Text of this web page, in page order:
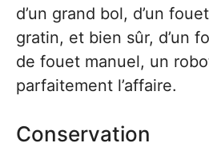
d’un grand bol, d’un
gratin, et bien sûr, d’un
de fouet manuel, un
parfaitement l’affaire.
Conservation